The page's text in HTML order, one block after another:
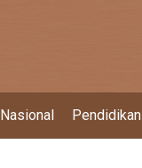
Nasional Pendidikan